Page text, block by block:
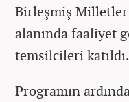
Birleşmiş
alanında faaliyet
temsilcileri katıldı.
Programın